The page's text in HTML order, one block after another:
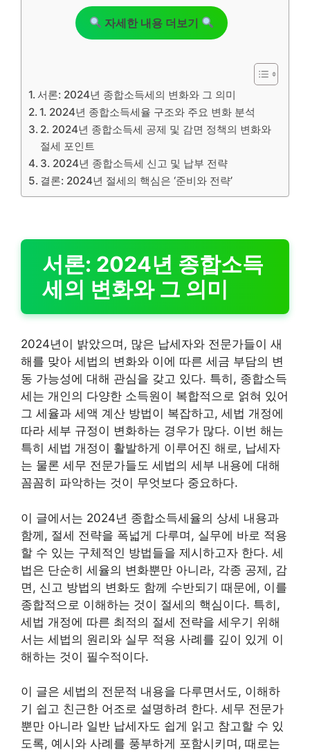
자세한 내용 더보기
서론: 2024년 종합소득세의 변화와 그 의미
1. 2024년 종합소득세율 구조와 주요 변화 분석
2. 2024년 종합소득세 공제 및 감면 정책의 변화와
절세 포인트
3. 2024년 종합소득세 신고 및 납부 전략
결론: 2024년 절세의 핵심은 ‘준비와 전략’
서론: 2024년 종합소득
세의 변화와 그 의미
2024년이 밝았으며, 많은 납세자와 전문가들이 새
해를 맞아 세법의 변화와 이에 따른 세금 부담의 변
동 가능성에 대해 관심을 갖고 있다. 특히, 종합소득
세는 개인의 다양한 소득원이 복합적으로 얽혀 있어
그 세율과 세액 계산 방법이 복잡하고, 세법 개정에
따라 세부 규정이 변화하는 경우가 많다. 이번 해는
특히 세법 개정이 활발하게 이루어진 해로, 납세자
는 물론 세무 전문가들도 세법의 세부 내용에 대해
꼼꼼히 파악하는 것이 무엇보다 중요하다.
이 글에서는 2024년 종합소득세율의 상세 내용과
함께, 절세 전략을 폭넓게 다루며, 실무에 바로 적용
할 수 있는 구체적인 방법들을 제시하고자 한다. 세
법은 단순히 세율의 변화뿐만 아니라, 각종 공제, 감
면, 신고 방법의 변화도 함께 수반되기 때문에, 이를
종합적으로 이해하는 것이 절세의 핵심이다. 특히,
세법 개정에 따른 최적의 절세 전략을 세우기 위해
서는 세법의 원리와 실무 적용 사례를 깊이 있게 이
해하는 것이 필수적이다.
이 글은 세법의 전문적 내용을 다루면서도, 이해하
기 쉽고 친근한 어조로 설명하려 한다. 세무 전문가
뿐만 아니라 일반 납세자도 쉽게 읽고 참고할 수 있
도록, 예시와 사례를 풍부하게 포함시키며, 때로는